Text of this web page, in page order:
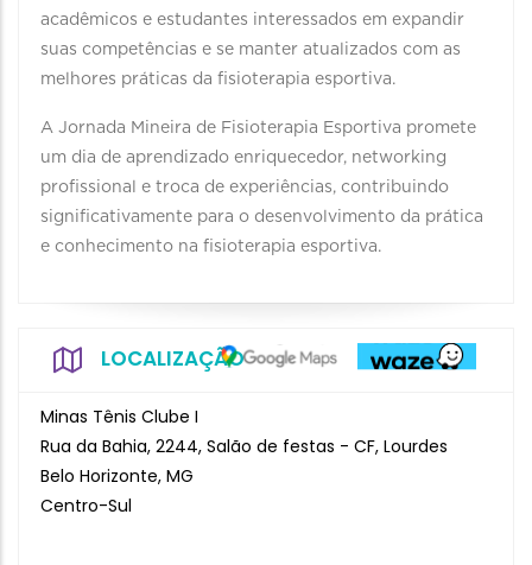
acadêmicos e estudantes interessados em expandir
suas competências e se manter atualizados com as
melhores práticas da fisioterapia esportiva.
A Jornada Mineira de Fisioterapia Esportiva promete
um dia de aprendizado enriquecedor, networking
profissional e troca de experiências, contribuindo
significativamente para o desenvolvimento da prática
e conhecimento na fisioterapia esportiva.
LOCALIZAÇÃO
Minas Tênis Clube I
Rua da Bahia, 2244, Salão de festas - CF, Lourdes
Belo Horizonte, MG
Centro-Sul